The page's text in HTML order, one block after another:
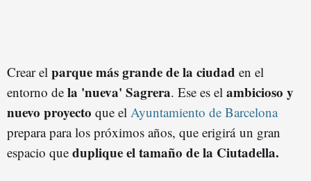
Crear el parque más grande de la ciudad en el
entorno de la 'nueva' Sagrera. Ese es el ambicioso y
nuevo proyecto que el Ayuntamiento de Barcelona
prepara para los próximos años, que erigirá un gran
espacio que duplique el tamaño de la Ciutadella.